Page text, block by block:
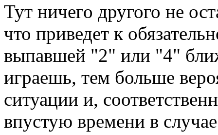
Тут ничего другого не
что приведет к
выпавшей "2" или "4"
играешь, тем больше
ситуации и,
впустую времени в